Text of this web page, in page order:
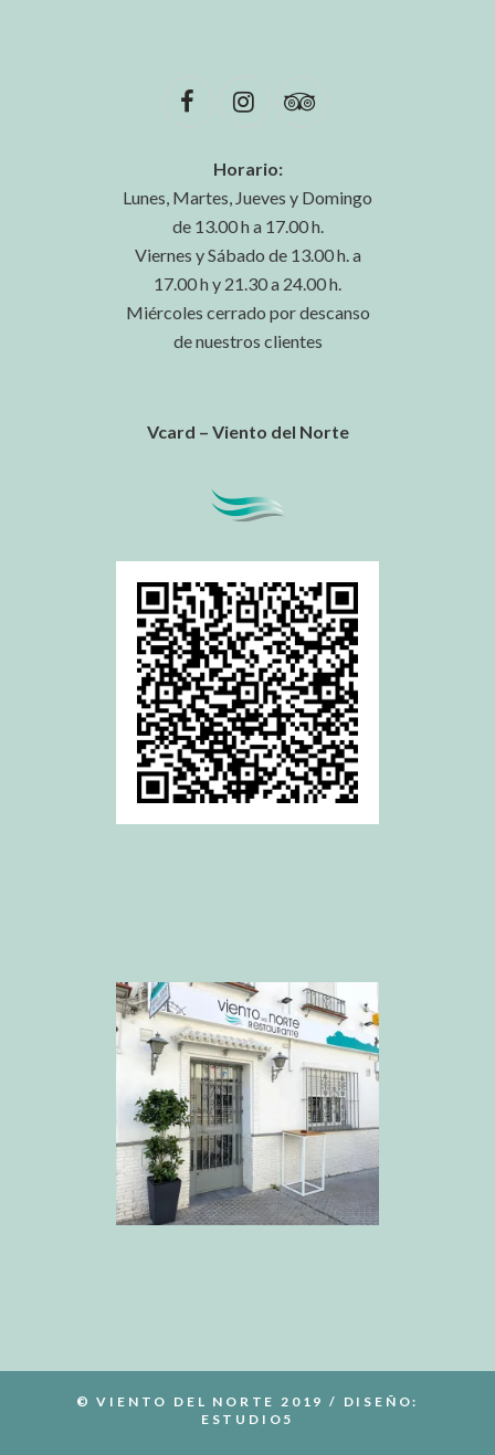
Horario:
Lunes, Martes, Jueves y Domingo
de 13.00 h a 17.00 h.
Viernes y Sábado de 13.00 h. a
17.00 h y 21.30 a 24.00 h.
Miércoles cerrado por descanso
de nuestros clientes
Vcard – Viento del Norte
© VIENTO DEL NORTE 2019 / DISEÑO:
ESTUDIO5